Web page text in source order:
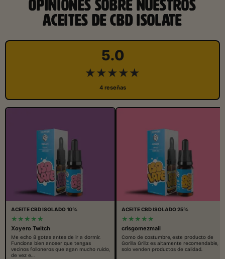
OPINIONES SOBRE NUESTROS
ACEITES DE CBD ISOLATE
5.0
★★★★★
4 reseñas
ACEITE CBD ISOLADO 10%
★★★★★
Xoyero Twitch
Me echo 8 gotas antes de ir a dormir.
Funciona bien anoser que tengas
vecinos folloneros que agan mucho ruido,
de vez e…
ACEITE CBD ISOLADO 25%
★★★★★
crisgomezmail
Como de costumbre, este producto de
Gorilla Grillz es altamente recomendable,
solo venden productos de calidad.